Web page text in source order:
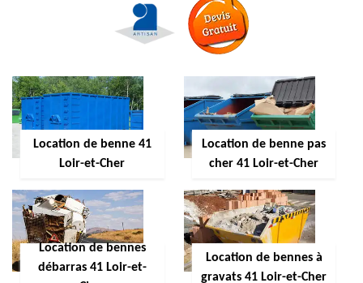
Location de benne 41
Loir-et-Cher
Location de benne pas
cher 41 Loir-et-Cher
Location de bennes
débarras 41 Loir-et-
Location de bennes à
gravats 41 Loir-et-Cher